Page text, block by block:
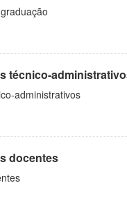
técnico-
administrativos
docentes